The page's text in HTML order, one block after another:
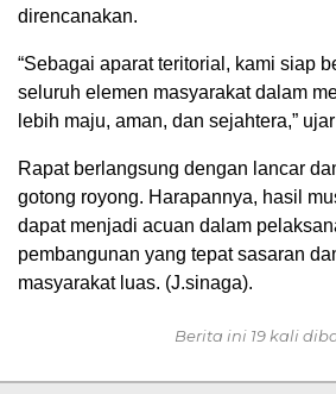
direncanakan.
“Sebagai aparat teritorial, kami siap
seluruh elemen masyarakat dalam
lebih maju, aman, dan sejahtera,”
Rapat berlangsung dengan lancar
gotong royong. Harapannya, hasil
dapat menjadi acuan dalam
pembangunan yang tepat sasaran
masyarakat luas. (J.sinaga).
Berita ini 19 kali